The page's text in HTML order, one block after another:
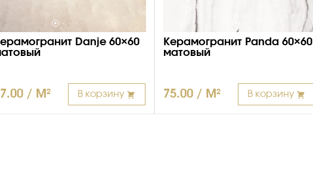
Danje 60×60
/ M² В корзину
Керамогранит Panda 60×60
матовый
75.00 / M² В корзину